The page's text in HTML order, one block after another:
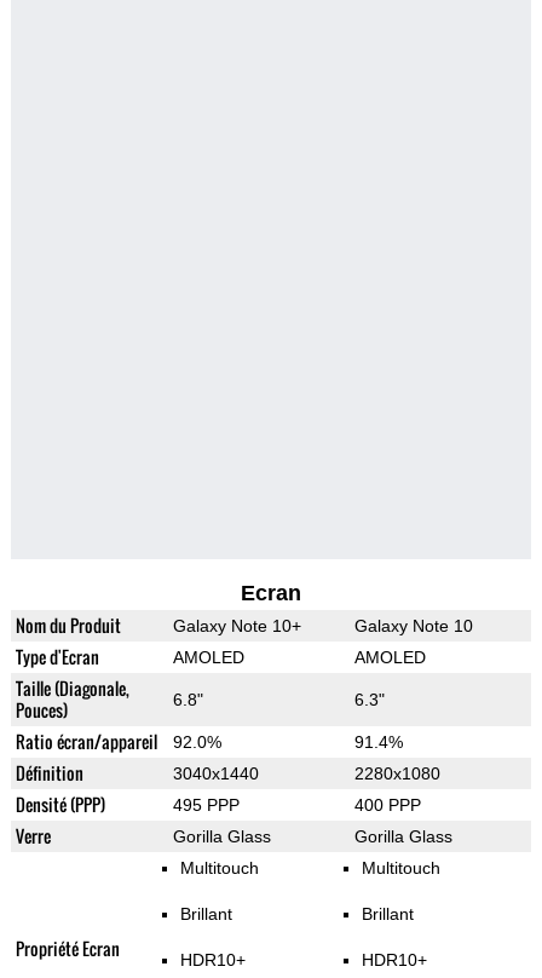
Ecran
Nom du Produit Galaxy Note 10+ Galaxy Note 10
Type d'Ecran AMOLED AMOLED
Taille (Diagonale,
Pouces)
6.8" 6.3"
Ratio écran/appareil 92.0% 91.4%
Définition 3040x1440 2280x1080
Densité (PPP) 495 PPP 400 PPP
Verre Gorilla Glass Gorilla Glass
Propriété Ecran
Multitouch
Brillant
HDR10+
Multitouch
Brillant
HDR10+